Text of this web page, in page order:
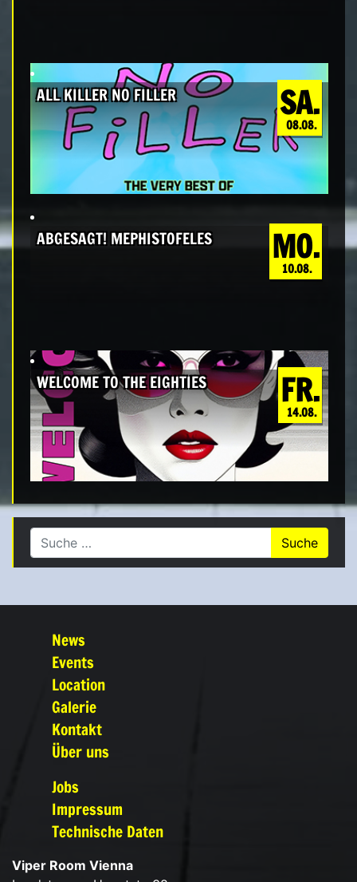
SA.
08.08.
ALL KILLER NO FILLER
MO.
10.08.
ABGESAGT! MEPHISTOFELES
FR.
14.08.
WELCOME TO THE EIGHTIES
Suche nach:
News
Events
Location
Galerie
Kontakt
Über uns
Jobs
Impressum
Technische Daten
Viper Room Vienna